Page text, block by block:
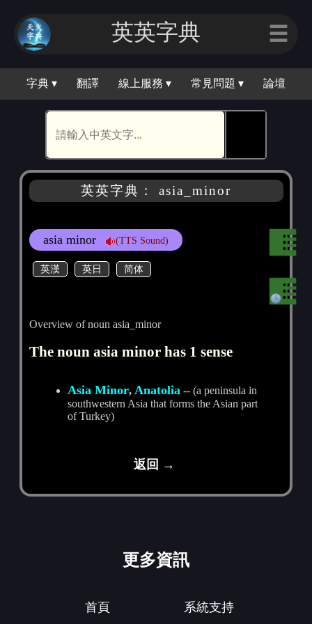
英英字典 ☰
字典 ▾ 翻譯 線上服務 ▾ 常見問題 ▾ 論壇
英英字典： asia_minor
asia minor (TTS Sound)
英漢 英日 简体
Overview of noun asia_minor
The noun asia minor has 1 sense
Asia Minor, Anatolia -- (a peninsula in
southwestern Asia that forms the Asian part
of Turkey)
返回 →
更多資訊
首頁
系統支持